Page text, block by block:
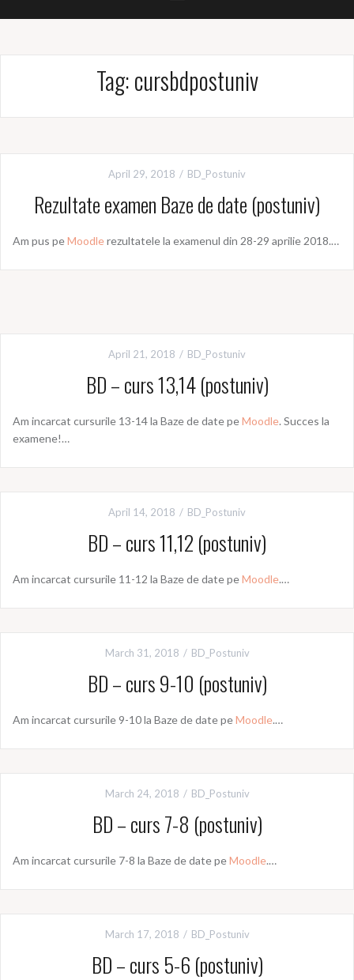
Tag:cursbdpostuniv
April 29, 2018 BD_Postuniv
Rezultate examen Baze de date (postuniv)
Am pus peMoodlerezultatele la examenul din 28-29 aprilie 2018.…
April 21, 2018 BD_Postuniv
BD – curs 13,14 (postuniv)
Am incarcat cursurile 13-14 la Baze de date peMoodle. Succes la
examene!…
April 14, 2018 BD_Postuniv
BD – curs 11,12 (postuniv)
Am incarcat cursurile 11-12 la Baze de date peMoodle.…
March 31, 2018 BD_Postuniv
BD – curs 9-10 (postuniv)
Am incarcat cursurile 9-10 la Baze de date peMoodle.…
March 24, 2018 BD_Postuniv
BD – curs 7-8 (postuniv)
Am incarcat cursurile 7-8 la Baze de date peMoodle.…
March 17, 2018 BD_Postuniv
BD – curs 5-6 (postuniv)